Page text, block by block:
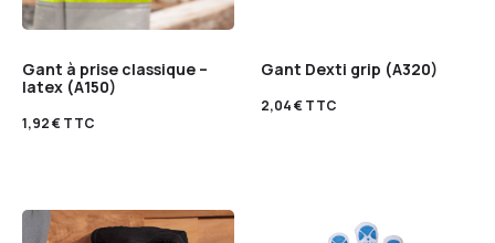
Gant à prise classique –
latex (A150)
1,92€TTC
Gant Dexti grip (A320)
2,04€TTC